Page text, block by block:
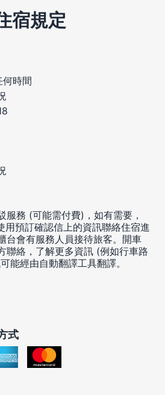
宿規定
時間
服務 (可能需付費)，如有需要，
預訂確認信上的資訊聯絡住宿進
台會有服務人員接待旅客。開車
聯絡，了解更多資訊 (例如行車路
能經由自動翻譯工具翻譯。
式